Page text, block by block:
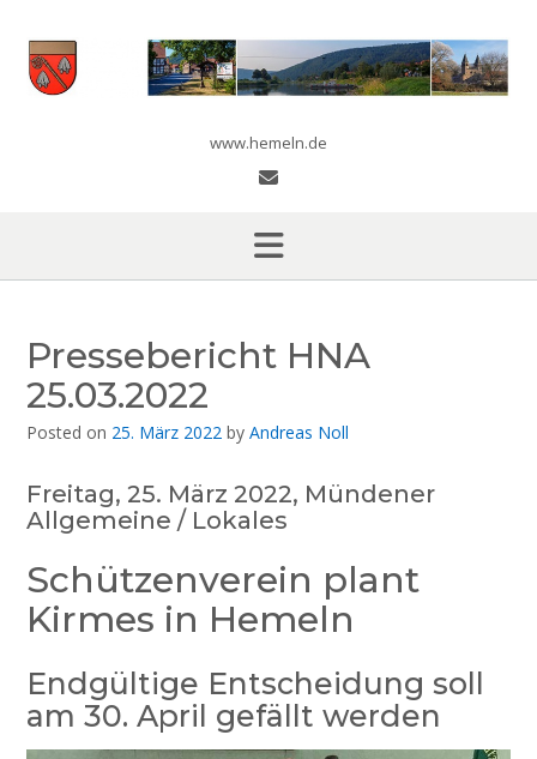
content
www.hemeln.de
Pressebericht HNA
25.03.2022
Posted on 25. März 2022 by Andreas Noll
Freitag, 25. März 2022, Mündener
Allgemeine / Lokales
Schützenverein plant
Kirmes in Hemeln
Endgültige Entscheidung soll
am 30. April gefällt werden